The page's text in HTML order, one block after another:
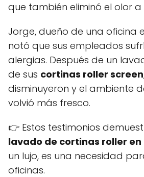
que también eliminó el olor
Jorge, dueño de una oficina
notó que sus empleados
alergias. Después de un
de sus cortinas roller screen
disminuyeron y el ambiente
volvió más fresco.
👉 Estos testimonios
lavado de cortinas roller
un lujo, es una necesidad
oficinas.